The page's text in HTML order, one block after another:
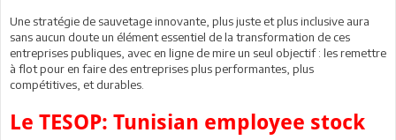
Une stratégie de sauvetage innovante, plus juste et plus inclusive aura
sans aucun doute un élément essentiel de la transformation de ces
entreprises publiques, avec en ligne de mire un seul objectif : les remettre
à flot pour en faire des entreprises plus performantes, plus
compétitives, et durables.
Le TESOP: Tunisian employee stock